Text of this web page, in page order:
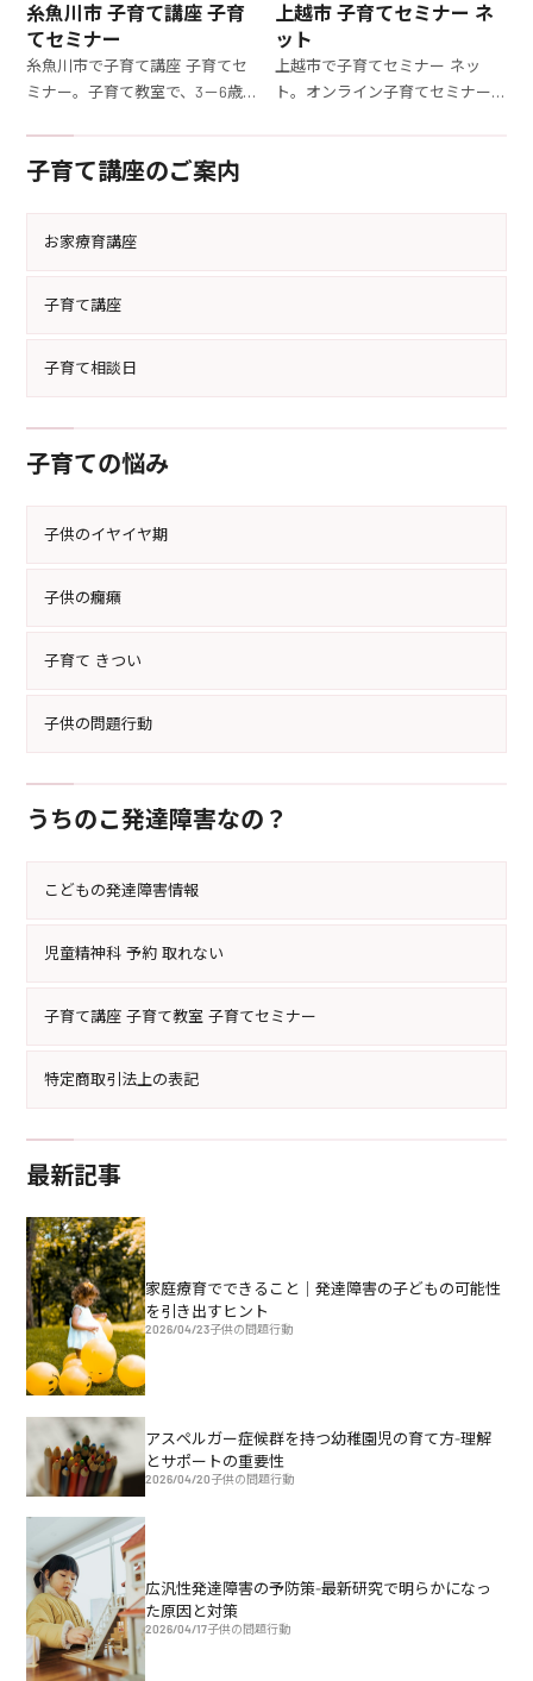
発達段階に合わせた効果的な育
児法を学び、育児の自信をつけ
ましょう。
しょう。専門家による実践的な指
導で、育児の悩みを解消します。
糸魚川市 子育て講座 子育
てセミナー
糸魚川市で子育て講座 子育てセ
ミナー。子育て教室で、3－6歳
体的な育児法と心構えを学べる
上越市 子育てセミナー ネ
ット
上越市で子育てセミナー ネッ
ト。オンライン子育てセミナー
子育て講座のご案内
お家療育講座
子育て講座
子育て相談日
子育ての悩み
子供のイヤイヤ期
子供の癇癪
子育て きつい
子供の問題行動
うちのこ発達障害なの？
こどもの発達障害情報
児童精神科 予約 取れない
子育て講座 子育て教室 子育てセミナー
特定商取引法上の表記
最新記事
家庭療育でできること｜発達障害の子どもの可能性
を引き出すヒント
2026/04/23子供の問題行動
アスペルガー症候群を持つ幼稚園児の育て方-理解
とサポートの重要性
2026/04/20子供の問題行動
広汎性発達障害の予防策-最新研究で明らかになっ
た原因と対策
2026/04/17子供の問題行動